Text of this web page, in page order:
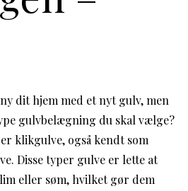
dit hjem med et nyt gulv, men
gulvbelægning du skal vælge?
klikgulve, også kendt som
Disse typer gulve er lette at
eller søm, hvilket gør dem